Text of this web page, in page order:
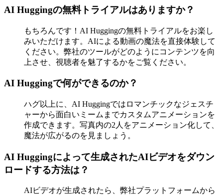
AI Huggingの無料トライアルはありますか？
もちろんです！AI Huggingの無料トライアルをお楽し
みいただけます。AIによる動画の魔法を直接体験して
ください。弊社のツールがどのようにコンテンツを向
上させ、視聴者を魅了するかをご覧ください。
AI Huggingで何ができるのか？
ハグ以上に、AI Huggingではロマンチックなジェスチ
ャーから面白いミームまでカスタムアニメーションを
作成できます。写真内の2人をアニメーション化して、
魔法が広がるのを見ましょう。
AI Huggingによって生成されたAIビデオをダウン
ロードする方法は？
AIビデオが生成されたら、弊社プラットフォームから